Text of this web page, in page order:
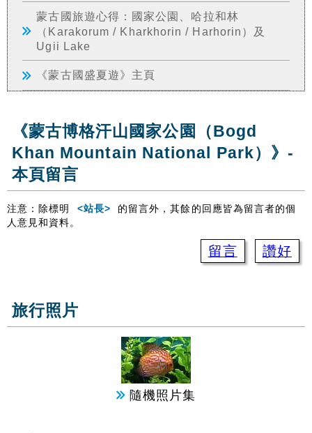
蒙古國旅遊心得：國家公園、哈拉和林
（Karakorum / Kharkhorin / Harhorin）及
Ugii Lake
《蒙古國盛夏遊》主頁
《蒙古博格汗山國家公園（Bogd
Khan Mountain National Park）》-
本頁留言
注意：除標明 <站長>
的留言外，其餘的回應皆為留言者的個
人意見和資料。
留言 讚好
旅行照片
隨機照片集